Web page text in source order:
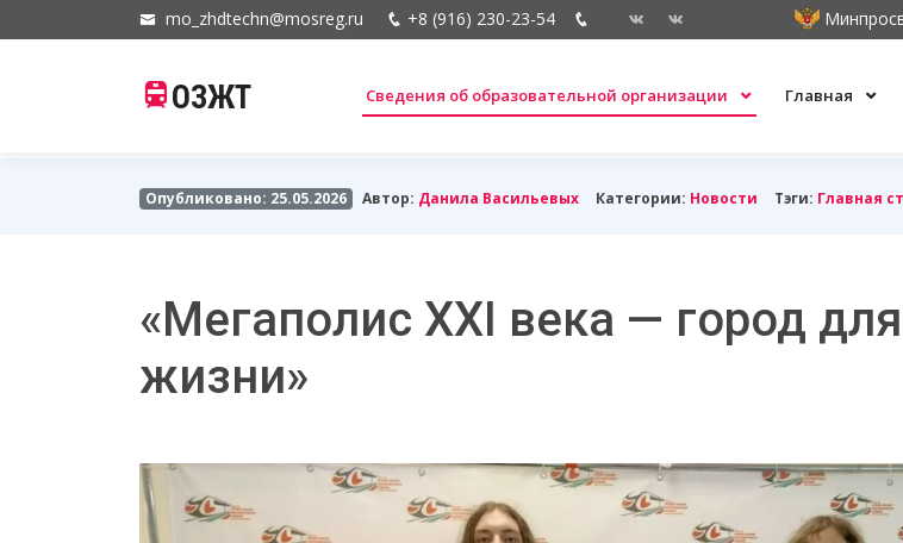
mo_zhdtechn@mosreg.ru +8 (916) 230-23-54
ОЗЖТ Сведения об образовательной организации Главная
Опубликовано: 25.05.2026 Автор: Данила Васильевых Категории: Новости Тэги: Главная
«Мегаполис XXI века — город для
жизни»